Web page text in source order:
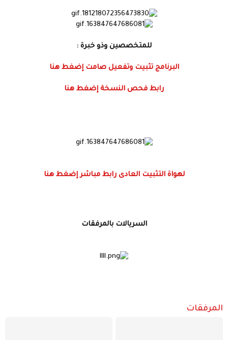
للمتخصصين وذو خبرة :
البرنامج تثبيت وتفعيل صامت إضغط هنا
رابط فحص النسخة إضغط هنا
لهواة التثبيت العادى رابط مباشر إضغط هنا
السريالات بالمرفقات
المرفقات